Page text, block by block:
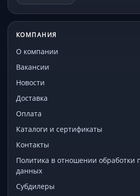
КОМПАНИЯ
О компании
Вакансии
Новости
Доставка
Оплата
Каталоги и сертификаты
Контакты
Политика в отношении обработки
данных
Субдилеры